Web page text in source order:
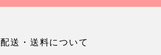
配送・送料について